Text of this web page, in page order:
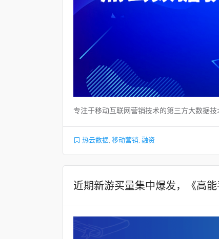
专注于移动互联网营销技术的第三方大数据
热云数据, 移动营销, 融资
近期新游买量集中爆发，《高